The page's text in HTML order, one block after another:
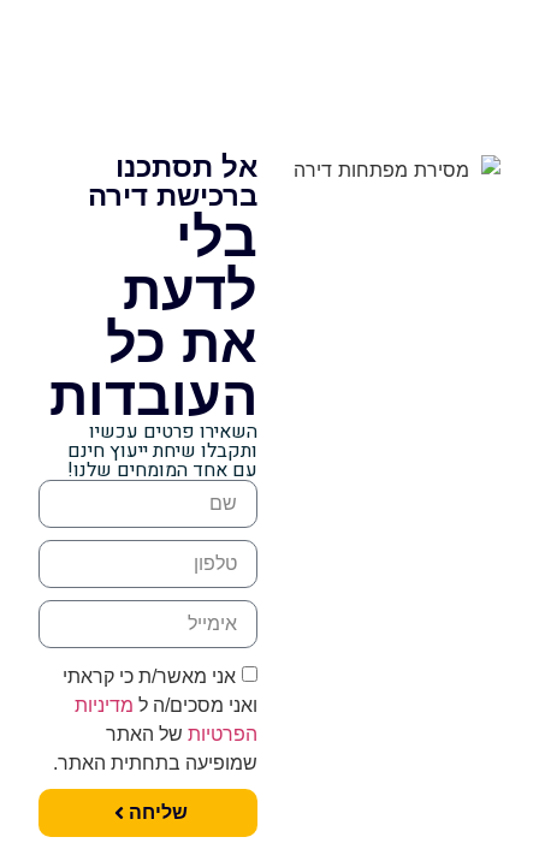
אל תסתכנו
ברכישת דירה
בלי
לדעת
את כל
העובדות
השאירו פרטים עכשיו
ותקבלו שיחת ייעוץ חינם
עם אחד המומחים שלנו!
אני מאשר/ת כי קראתי
ואני מסכים/ה ל מדיניות
הפרטיות של האתר
שמופיעה בתחתית האתר.
שליחה